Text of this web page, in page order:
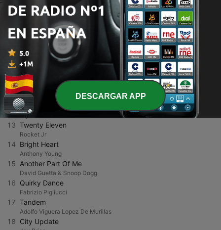
7 Dai Dai Dai
8 Lemonade
Shtriker Big Band
9 Ode to Joy
Kashido
10 Nachtlied
Johnny Klimek
11 Music Tree
Slpstrm
12 Intuition
Figure and Groove
13 Twenty Eleven
Rocket Jr
14 Bright Heart
Anthony Young
15 Another Part Of Me
David Guetta & Snoop Dogg
16 Quirky Dance
Fabrizio Pigliucci
17 Tandem
Adolfo Viguera Lopez De Murillas
18 City Update
DESCARGAR APP